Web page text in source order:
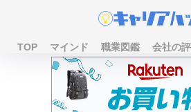
TOP マインド 職業図鑑 会社の